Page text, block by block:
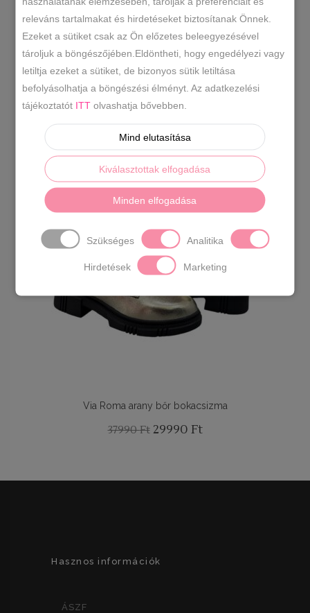
40 1
ÖSSZESEN 1 TALÁLAT
Via Roma arany bőr bokacsizma
37990Ft Original
37990 Ft.
29990 FtCurrent
29990 Ft.
Hasznos információk
ÁSZF
releváns tartalmakat és hirdetéseket biztosítanak Önnek.
Ezeket a sütiket csak az Ön előzetes beleegyezésével
tároljuk a böngészőjében.Eldöntheti, hogy engedélyezi vagy
letiltja ezeket a sütiket, de bizonyos sütik letiltása
befolyásolhatja a böngészési élményt. Az adatkezelési
tájékoztatót ITT olvashatja bővebben.
Mind elutasítása
Kiválasztottak elfogadása
Minden elfogadása
Szükséges Analitika
Hirdetések Marketing